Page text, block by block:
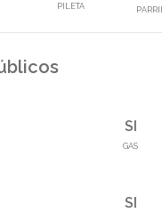
PILETA
SI
GAS
SI